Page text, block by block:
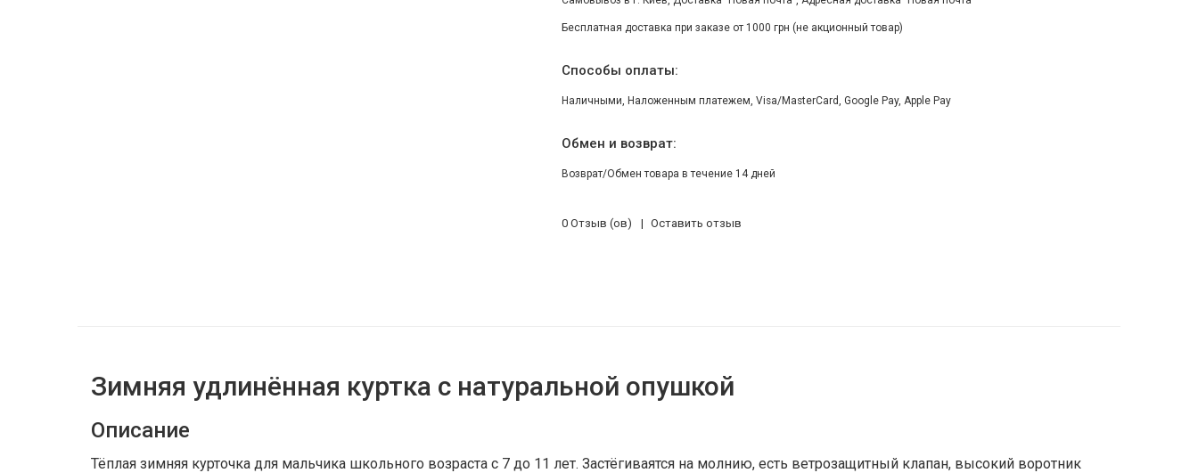
Бесплатная доставка при заказе от 1000 грн (не акционный товар)
Способы оплаты:
Наличными, Наложенным платежем, Visa/MasterCard, Google Pay, Apple Pay
Обмен и возврат:
Возврат/Обмен товара в течение 14 дней
0 Отзыв (ов) Оставить отзыв
Зимняя удлинённая куртка с натуральной опушкой
Описание
Тёплая зимняя курточка для мальчика школьного возраста с 7 до 11 лет. Застёгиваятся на молнию, есть ветрозащитный клапан, высокий воротник